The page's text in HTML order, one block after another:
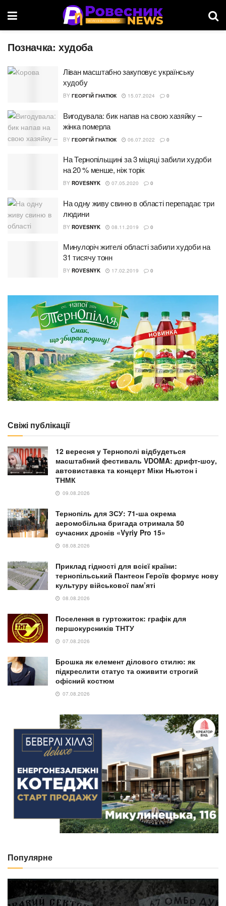
Позначка: худоба
Ліван масштабно закуповує українську
худобу
BY ГЕОРГІЙ ГНАТЮК 15.07.2024 0
Вигодувала: бик напав на свою хазяйку –
жінка померла
BY ГЕОРГІЙ ГНАТЮК 06.07.2022 0
На Тернопільщині за 3 міцяці забили худоби
на 20 % менше, ніж торік
BY ROVESNYK 07.05.2020 0
На одну живу свиню в області перепадає три
людини
BY ROVESNYK 08.11.2019 0
Минулоріч жителі області забили худоби на
31 тисячу тонн
BY ROVESNYK 17.02.2019 0
Свіжі публікації
12 вересня у Тернополі відбудеться
масштабний фестиваль VDOMA: дрифт-шоу,
автовиставка та концерт Міки Ньютон і
ТНМК
09.08.2026
Тернопіль для ЗСУ: 71-ша окрема
аеромобільна бригада отримала 50
сучасних дронів «Vyriy Pro 15»
08.08.2026
Приклад гідності для всієї країни:
тернопільський Пантеон Героїв формує нову
культуру військової пам’яті
08.08.2026
Поселення в гуртожиток: графік для
першокурсників ТНТУ
07.08.2026
Брошка як елемент ділового стилю: як
підкреслити статус та оживити строгий
офісний костюм
07.08.2026
Популярне